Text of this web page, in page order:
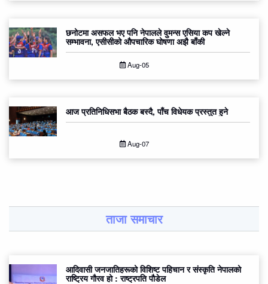
छनोटमा असफल भए पनि नेपालले वुमन्स एसिया कप खेल्ने
सम्भावना, एसीसीको औपचारिक घोषणा अझै बाँकी
Aug-05
आज प्रतिनिधिसभा बैठक बस्दै, पाँच विधेयक प्रस्तुत हुने
Aug-07
ताजा समाचार
आदिवासी जनजातिहरूको विशिष्ट पहिचान र संस्कृति नेपालको
राष्ट्रिय गौरव हो : राष्ट्रपति पौडेल